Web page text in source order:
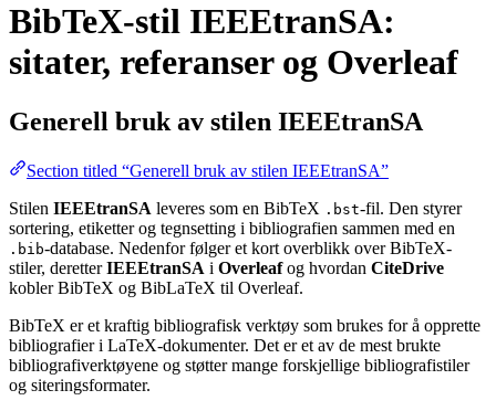
BibTeX-stil IEEEtranSA:
sitater, referanser og Overleaf
Generell bruk av stilen IEEEtranSA
Section titled “Generell bruk av stilen IEEEtranSA”
Stilen IEEEtranSA leveres som en BibTeX .bst-fil. Den styrer
sortering, etiketter og tegnsetting i bibliografien sammen med en
.bib-database. Nedenfor følger et kort overblikk over BibTeX-
stiler, deretterIEEEtranSA i Overleafog hvordan CiteDrive
kobler BibTeX og BibLaTeX til Overleaf.
BibTeX er et kraftig bibliografisk verktøy som brukes for å opprette
bibliografier i LaTeX-dokumenter. Det er et av de mest brukte
bibliografiverktøyene og støtter mange forskjellige bibliografistiler
og siteringsformater.